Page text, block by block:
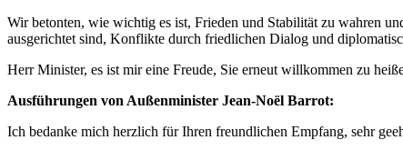
Wir betonten, wie wichtig es ist, Frieden und Stabilität zu wahren
ausgerichtet sind, Konflikte durch friedlichen Dialog und
Herr Minister, es ist mir eine Freude, Sie erneut willkommen zu
Ausführungen von Außenminister Jean-Noël Barrot:
Ich bedanke mich herzlich für Ihren freundlichen Empfang, sehr